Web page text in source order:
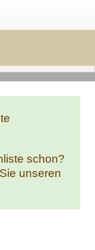
schon?
unseren